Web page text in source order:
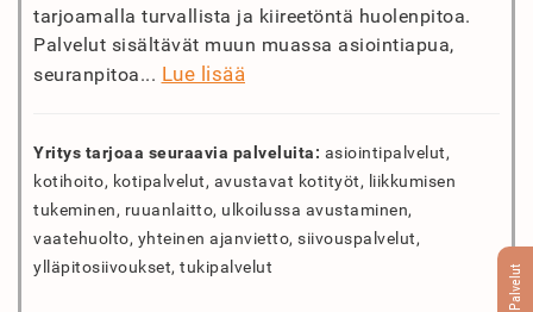
Palvelut
tarjoamalla turvallista ja kiireetöntä huolenpitoa.
Palvelut sisältävät muun muassa asiointiapua,
seuranpitoa... Lue lisää
Yritys tarjoaa seuraavia palveluita: asiointipalvelut,
kotihoito, kotipalvelut, avustavat kotityöt, liikkumisen
tukeminen, ruuanlaitto, ulkoilussa avustaminen,
vaatehuolto, yhteinen ajanvietto, siivouspalvelut,
ylläpitosiivoukset, tukipalvelut